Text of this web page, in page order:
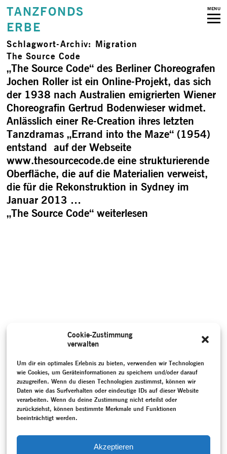
Cookie-Zustimmung
verwalten
Um dir ein optimales Erlebnis zu bieten, verwenden wir Technologien
wie Cookies, um Geräteinformationen zu speichern und/oder darauf
zuzugreifen. Wenn du diesen Technologien zustimmst, können wir
Daten wie das Surfverhalten oder eindeutige IDs auf dieser Website
verarbeiten. Wenn du deine Zustimmung nicht erteilst oder
zurückziehst, können bestimmte Merkmale und Funktionen
beeinträchtigt werden.
Akzeptieren
TANZFONDS
ERBE
MENU
Schlagwort-Archiv: Migration
The Source Code
„The Source Code“ des Berliner Choreografen
Jochen Roller ist ein Online-Projekt, das sich
der 1938 nach Australien emigrierten Wiener
Choreografin Gertrud Bodenwieser widmet.
Anlässlich einer Re-Creation ihres letzten
Tanzdramas „Errand into the Maze“ (1954)
entstand auf der Webseite
www.thesourcecode.de eine strukturierende
Oberfläche, die auf die Materialien verweist,
die für die Rekonstruktion in Sydney im
Januar 2013 …
„The Source Code“weiterlesen